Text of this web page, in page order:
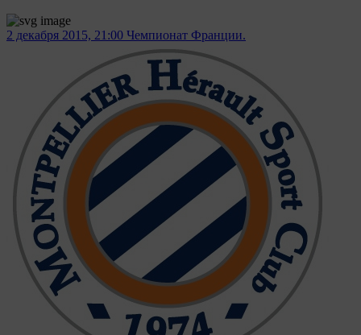
2 декабря 2015, 21:00 Чемпионат Франции.